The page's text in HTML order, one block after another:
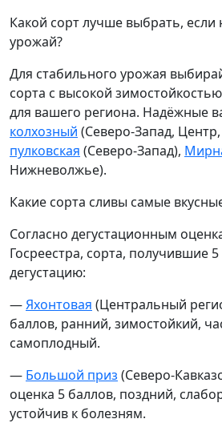
Какой сорт лучше выбрать,
урожай?
Для стабильного урожая
сорта с высокой
для вашего региона. Надёжные
колхозный (Северо-Запад,
пулковская (Северо-Запад),
Нижневолжье).
Какие сорта сливы самые
Согласно дегустационным
Госреестра, сорта, получившие 5
дегустацию:
—Яхонтовая (Центральный
баллов, ранний, зимостойкий,
самоплодный.
— Большой приз (Северо-
оценка 5 баллов, поздний,
устойчив к болезням.